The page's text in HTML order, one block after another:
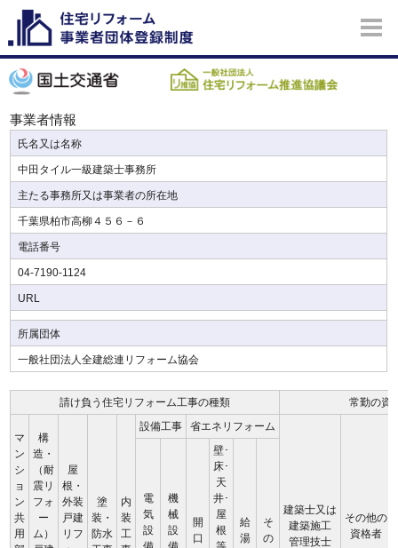
事業者情報
氏名又は名称
中田タイル一級建築士事務所
主たる事務所又は事業者の所在地
千葉県柏市高柳４５６－６
電話番号
04-7190-1124
URL
所属団体
一般社団法人全建総連リフォーム協会
請け負う住宅リフォーム工事の種類 常勤の資
マ
ン
シ
ョ
ン
共
用
構
造・
（耐
震リ
フォ
ー
ム）
屋
根・
外装
戸建
リフ
塗
装・
防水
内
装
工
設備工事 省エネリフォーム
建築士又は
建築施工
管理技士
その他の
資格者
電
気
設
機
械
設
開
口
壁･
床･
天
井･
屋
根
給
湯
そ
の